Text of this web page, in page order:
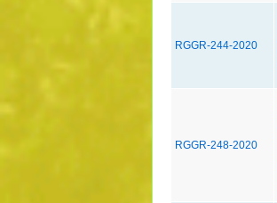
RGGR-244-2020
RGGR-248-2020